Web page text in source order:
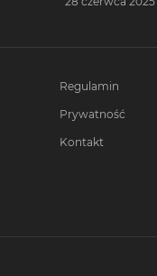
Regulamin
Prywatność
Kontakt